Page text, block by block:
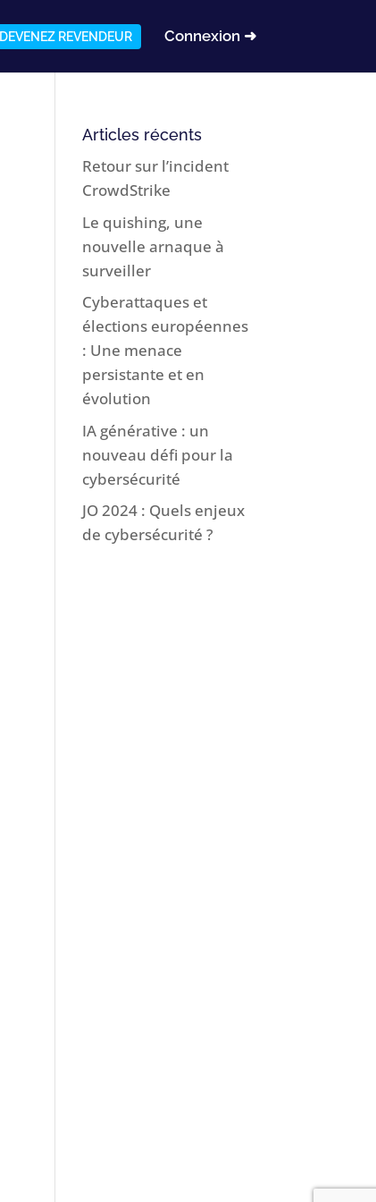
DEVENEZ REVENDEUR Connexion ➜
Articles récents
Retour sur l’incident
CrowdStrike
Le quishing, une
nouvelle arnaque à
surveiller
Cyberattaques et
élections européennes
: Une menace
persistante et en
évolution
IA générative : un
nouveau défi pour la
cybersécurité
JO 2024 : Quels enjeux
de cybersécurité ?